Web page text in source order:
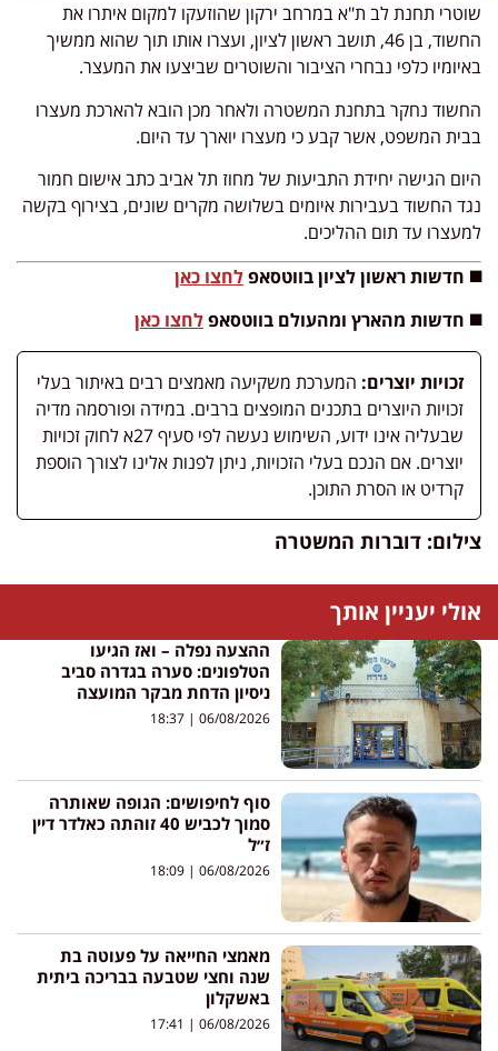
שוטרי תחנת לב ת"א במרחב ירקון שהוזעקו למקום איתרו את
החשוד, בן 46, תושב ראשון לציון, ועצרו אותו תוך שהוא ממשיך
באיומיו כלפי נבחרי הציבור והשוטרים שביצעו את המעצר.
החשוד נחקר בתחנת המשטרה ולאחר מכן הובא להארכת מעצרו
בבית המשפט, אשר קבע כי מעצרו יוארך עד היום.
היום הגישה יחידת התביעות של מחוז תל אביב כתב אישום חמור
נגד החשוד בעבירות איומים בשלושה מקרים שונים, בצירוף בקשה
למעצרו עד תום ההליכים.
◼️ חדשות ראשון לציון בווטסאפלחצו כאן
◼️ חדשות מהארץ ומהעולם בווטסאפלחצו כאן
זכויות יוצרים: המערכת משקיעה מאמצים רבים באיתור בעלי
זכויות היוצרים בתכנים המופצים ברבים. במידה ופורסמה מדיה
שבעליה אינו ידוע, השימוש נעשה לפי סעיף 27א לחוק זכויות
יוצרים. אם הנכם בעלי הזכויות, ניתן לפנות אלינו לצורך הוספת
קרדיט או הסרת התוכן.
צילום: דוברות המשטרה
אולי יעניין אותך
ההצעה נפלה – ואז הגיעו
הטלפונים: סערה בגדרה סביב
ניסיון הדחת מבקר המועצה
06/08/2026
סוף לחיפושים: הגופה שאותרה
סמוך לכביש 40 זוהתה כאלדר דיין
ז״ל
06/08/2026
מאמצי החייאה על פעוטה בת
שנה וחצי שטבעה בבריכה ביתית
באשקלון
06/08/2026